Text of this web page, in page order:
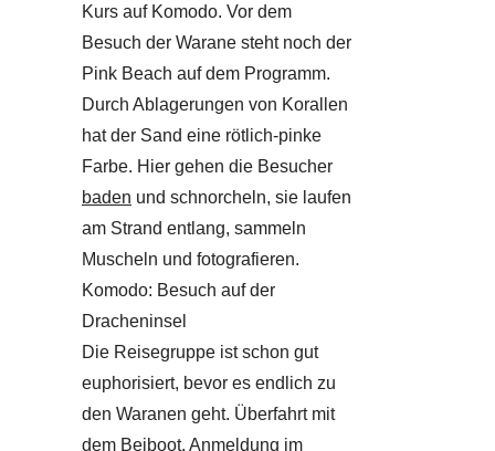
Kurs auf Komodo. Vor dem
Besuch der Warane steht noch der
Pink Beach auf dem Programm.
Durch Ablagerungen von Korallen
hat der Sand eine rötlich-pinke
Farbe. Hier gehen die Besucher
baden und schnorcheln, sie laufen
am Strand entlang, sammeln
Muscheln und fotografieren.
Komodo: Besuch auf der
Dracheninsel
Die Reisegruppe ist schon gut
euphorisiert, bevor es endlich zu
den Waranen geht. Überfahrt mit
dem Beiboot, Anmeldung im